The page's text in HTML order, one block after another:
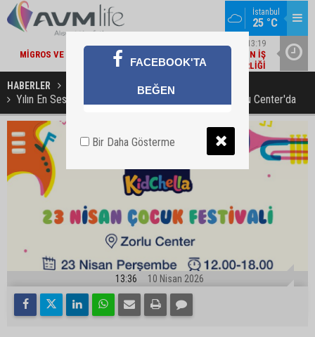
İstanbul
25 °C
ŞIRKET HABERLERI / 13:19
MIGROS VE BAKANLIK'TAN 'ÇEVRE ETIKETLI' ÜRÜNLER İÇIN İŞ
BIRLIĞI
HABERLER KÜLTÜR / SANAT / FESTİVAL
Yılın En Ses Getiren 23 Nisan Kutlaması GapKids Zorlu Center'da
13:36 10 Nisan 2026
FACEBOOK'TA
BEĞEN
Bir Daha Gösterme